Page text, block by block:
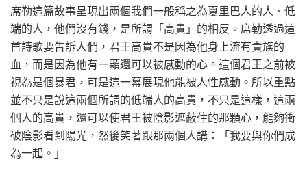
席勒這篇故事呈現出兩個我們一般稱之為夏里巴人的人、低
端的人，他們沒有錢，是所謂「高貴」的相反。席勒透過這
首詩歌要告訴人們，君王高貴不是因為他身上流有貴族的
血，而是因為他有一顆還可以被感動的心。這個君王之前被
視為是個暴君，可是這一幕展現他能被人性感動。所以重點
並不只是說這兩個所謂的低端人的高貴，不只是這樣，這兩
個人的高貴，還可以使君王被陰影遮蔽住的那顆心，能夠衝
破陰影看到陽光，然後笑著跟那兩個人講：「我要與你們成
為一起。」